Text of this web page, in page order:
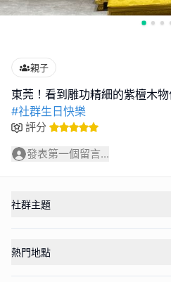
親子
#社群生日快樂
評分
發表第一個留言...
社群主題
熱門地點